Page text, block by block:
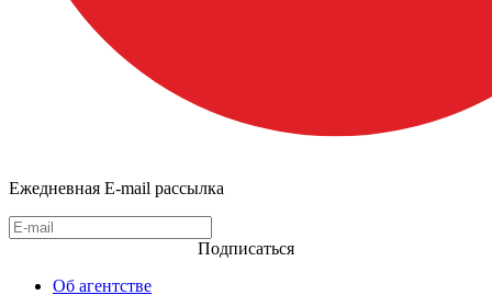
Ежедневная E-mail рассылка
Подписаться
Об агентстве